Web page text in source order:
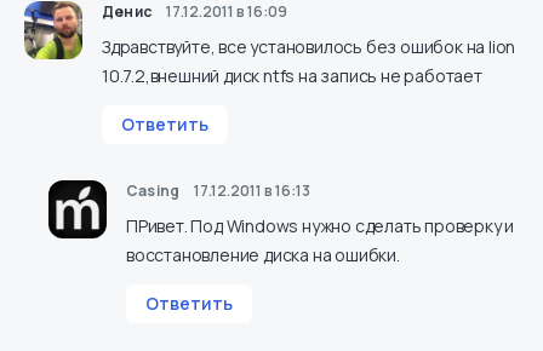
Денис 17.12.2011 в 16:09
Здравствуйте, все установилось без ошибок на lion
10.7.2,внешний диск ntfs на запись не работает
Ответить
Casing 17.12.2011 в 16:13
ПРивет. Под Windows нужно сделать проверку и
восстановление диска на ошибки.
Ответить